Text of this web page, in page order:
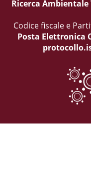
Ricerca Ambientale
Codice fiscale e
Posta Elettronica